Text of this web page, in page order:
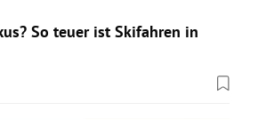
So teuer ist Skifahren in